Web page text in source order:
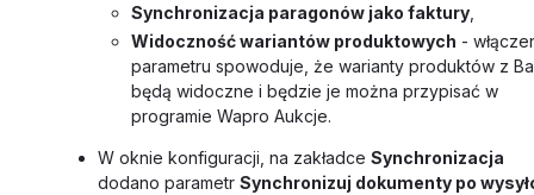
Synchronizacja paragonów jako faktury
Widoczność wariantów produktowych -
parametru spowoduje, że warianty produktów z
będą widoczne i będzie je można przypisać w
programie Wapro Aukcje.
W oknie konfiguracji, na zakładce Synchronizacja
dodano parametr Synchronizuj dokumenty po